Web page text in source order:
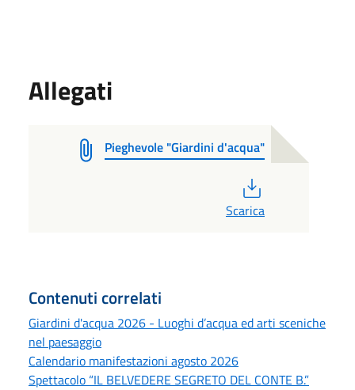
Allegati
Pieghevole "Giardini d'acqua"
Scarica
Contenuti correlati
Giardini d'acqua 2026 - Luoghi d’acqua ed arti sceniche
nel paesaggio
Calendario manifestazioni agosto 2026
Spettacolo “IL BELVEDERE SEGRETO DEL CONTE B.”